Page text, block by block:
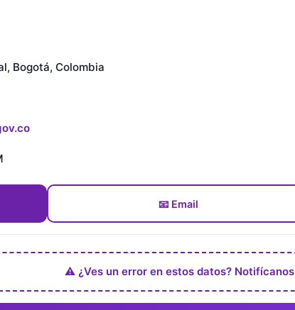
Bogotá, Colombia
📧 Email
⚠️ ¿Ves un error en estos datos? Notifícanos